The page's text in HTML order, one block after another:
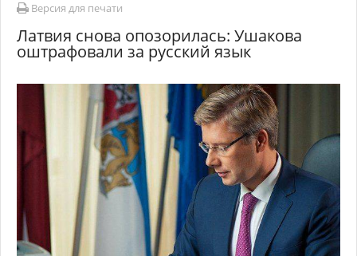
Версия для печати
Латвия снова опозорилась: Ушакова
оштрафовали за русский язык